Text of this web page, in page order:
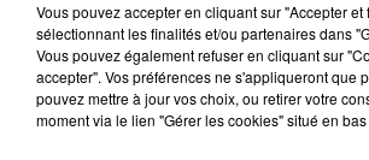
6 août 2026
NÎMES : « LE RÊVE DU
LES ARÈNES CES 3...
Vous pouvez accepter en cliquant sur "Accepter et
sélectionnant les finalités et/ou partenaires dans
Vous pouvez également refuser en cliquant sur
accepter". Vos préférences ne s'appliqueront que
pouvez mettre à jour vos choix, ou retirer votre
moment via le lien "Gérer les cookies" situé en